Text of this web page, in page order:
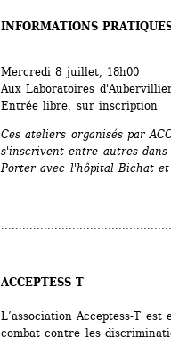
INFORMATIONS
Mercredi 8 juillet, 18h00
Aux Laboratoires
Entrée libre, sur inscription
Ces ateliers organisés par
s'inscrivent entre autres
Porter avec l'hôpital Bichat et
ACCEPTESS-T
L’association Acceptess-T
combat contre les